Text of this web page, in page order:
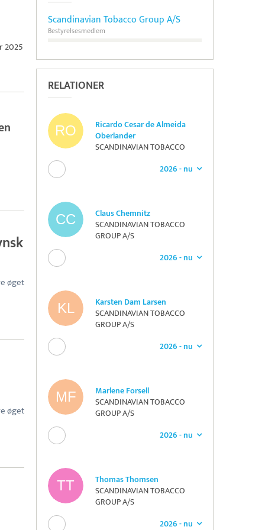
Scandinavian Tobacco Group A/S
Bestyrelsesmedlem
RELATIONER
Ricardo Cesar de Almeida
Oberlander
SCANDINAVIAN TOBACCO
2026 - nu
Claus Chemnitz
SCANDINAVIAN TOBACCO
GROUP A/S
2026 - nu
Karsten Dam Larsen
SCANDINAVIAN TOBACCO
GROUP A/S
2026 - nu
Marlene Forsell
SCANDINAVIAN TOBACCO
GROUP A/S
2026 - nu
Thomas Thomsen
SCANDINAVIAN TOBACCO
GROUP A/S
2026 - nu
2025
øget
øget